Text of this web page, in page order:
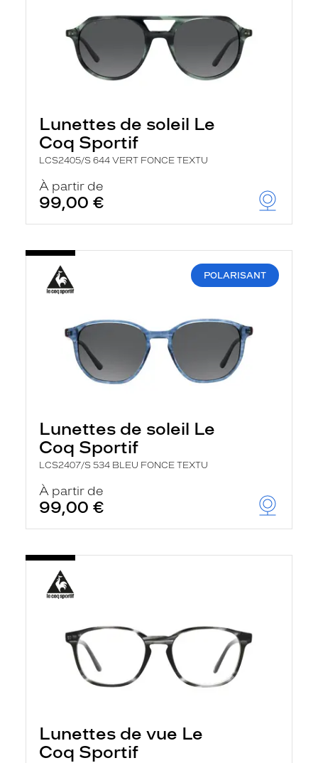
Lunettes de soleil Le
Coq Sportif
LCS2405/S 644 VERT FONCE TEXTU
À partir de
99,00 €
POLARISANT
Lunettes de soleil Le
Coq Sportif
LCS2407/S 534 BLEU FONCE TEXTU
À partir de
99,00 €
Lunettes de vue Le
Coq Sportif